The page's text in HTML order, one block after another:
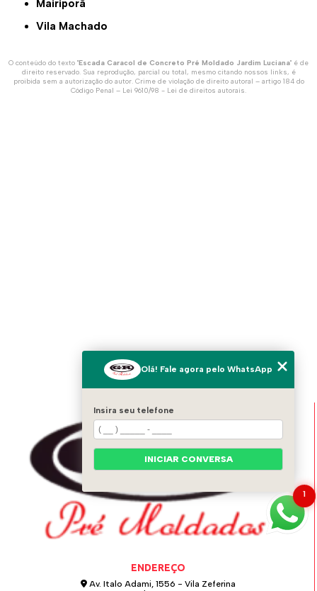
Mairiporã
Vila Machado
O conteúdo do texto "Escada Caracol de Concreto Pré Moldado Jardim Luciana" é de
direito reservado. Sua reprodução, parcial ou total, mesmo citando nossos links, é
proibida sem a autorização do autor. Crime de violação de direito autoral – artigo 184 do
Código Penal – Lei 9610/98 - Lei de direitos autorais.
ENDEREÇO
Av. Italo Adami, 1556 - Vila Zeferina
1
Olá! Fale agora pelo WhatsApp
Insira seu telefone
INICIAR CONVERSA